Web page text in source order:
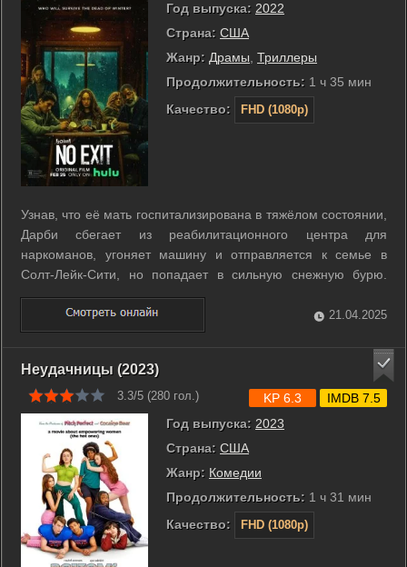
Год выпуска: 2022
Страна: США
Жанр: Драмы, Триллеры
Продолжительность: 1 ч 35 мин
Качество:
FHD (1080p)
Узнав, что её мать госпитализирована в тяжёлом состоянии,
Дарби сбегает из реабилитационного центра для
наркоманов, угоняет машину и отправляется к семье в
Солт-Лейк-Сити, но попадает в сильную снежную бурю.
Девушка вынуждена пережидать непогоду в специальном
центре, где кроме неё оказываются ещё четыре посетителя
- пожилая пара и два молодых ...
21.04.2025
Неудачницы (2023)
3.3/5 (280 гол.)
Год выпуска: 2023
Страна: США
Жанр: Комедии
Продолжительность: 1 ч 31 мин
Качество:
FHD (1080p)
KP 6.3 IMDB 7.5